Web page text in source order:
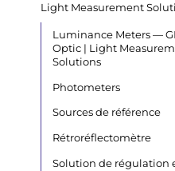
Light Measurement
Luminance Meters — GL
Optic | Light
Solutions
Photometers
Sources de référence
Rétroréflectomètre
Solution de régulation